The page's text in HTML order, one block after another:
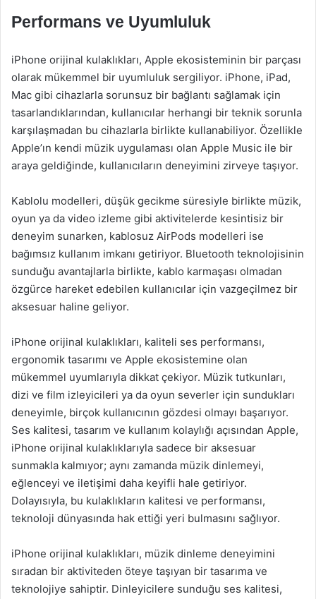
Performans ve Uyumluluk
iPhone orijinal kulaklıkları, Apple ekosisteminin bir parçası
olarak mükemmel bir uyumluluk sergiliyor. iPhone, iPad,
Mac gibi cihazlarla sorunsuz bir bağlantı sağlamak için
tasarlandıklarından, kullanıcılar herhangi bir teknik sorunla
karşılaşmadan bu cihazlarla birlikte kullanabiliyor. Özellikle
Apple’ın kendi müzik uygulaması olan Apple Music ile bir
araya geldiğinde, kullanıcıların deneyimini zirveye taşıyor.
Kablolu modelleri, düşük gecikme süresiyle birlikte müzik,
oyun ya da video izleme gibi aktivitelerde kesintisiz bir
deneyim sunarken, kablosuz AirPods modelleri ise
bağımsız kullanım imkanı getiriyor. Bluetooth teknolojisinin
sunduğu avantajlarla birlikte, kablo karmaşası olmadan
özgürce hareket edebilen kullanıcılar için vazgeçilmez bir
aksesuar haline geliyor.
iPhone orijinal kulaklıkları, kaliteli ses performansı,
ergonomik tasarımı ve Apple ekosistemine olan
mükemmel uyumlarıyla dikkat çekiyor. Müzik tutkunları,
dizi ve film izleyicileri ya da oyun severler için sundukları
deneyimle, birçok kullanıcının gözdesi olmayı başarıyor.
Ses kalitesi, tasarım ve kullanım kolaylığı açısından Apple,
iPhone orijinal kulaklıklarıyla sadece bir aksesuar
sunmakla kalmıyor; aynı zamanda müzik dinlemeyi,
eğlenceyi ve iletişimi daha keyifli hale getiriyor.
Dolayısıyla, bu kulaklıkların kalitesi ve performansı,
teknoloji dünyasında hak ettiği yeri bulmasını sağlıyor.
iPhone orijinal kulaklıkları, müzik dinleme deneyimini
sıradan bir aktiviteden öteye taşıyan bir tasarıma ve
teknolojiye sahiptir. Dinleyicilere sunduğu ses kalitesi,